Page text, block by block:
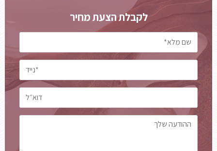
לקבלת הצעת מחיר